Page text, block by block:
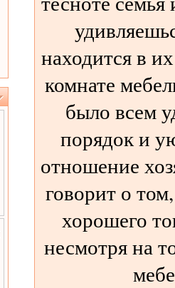
находится в
комнате
было всем
порядок и
отношение
говорит о
хорошего
несмотря на